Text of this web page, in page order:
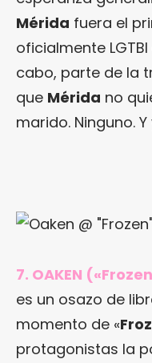
Mérida fuera el
oficialmente
cabo, parte de la
que Mérida no
marido. Ninguno. Y
7. OAKEN
es un osazo de
momento de «
protagonistas la